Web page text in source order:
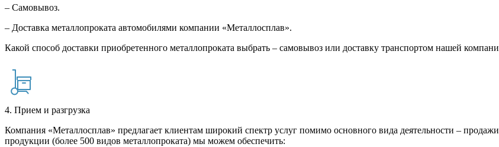
– Самовывоз.
– Доставка металлопроката автомобилями компании «Металлосплав».
Какой способ доставки приобретенного металлопроката выбрать – самовывоз или доставку транспортом нашей
4. Прием и разгрузка
Компания «Металлосплав» предлагает клиентам широкий спектр услуг помимо основного вида деятельности –
продукции (более 500 видов металлопроката) мы можем обеспечить: